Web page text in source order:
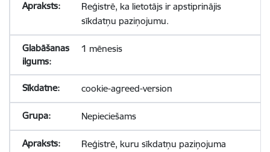
Reģistrē, ka lietotājs ir apstiprinājis
sīkdatņu paziņojumu.
1 mēnesis
cookie-agreed-version
Nepieciešams
Reģistrē, kuru sīkdatņu paziņojuma